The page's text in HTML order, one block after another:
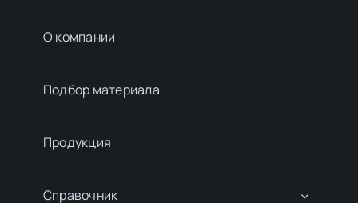
О компании
Подбор материалa
Продукция
Справочник